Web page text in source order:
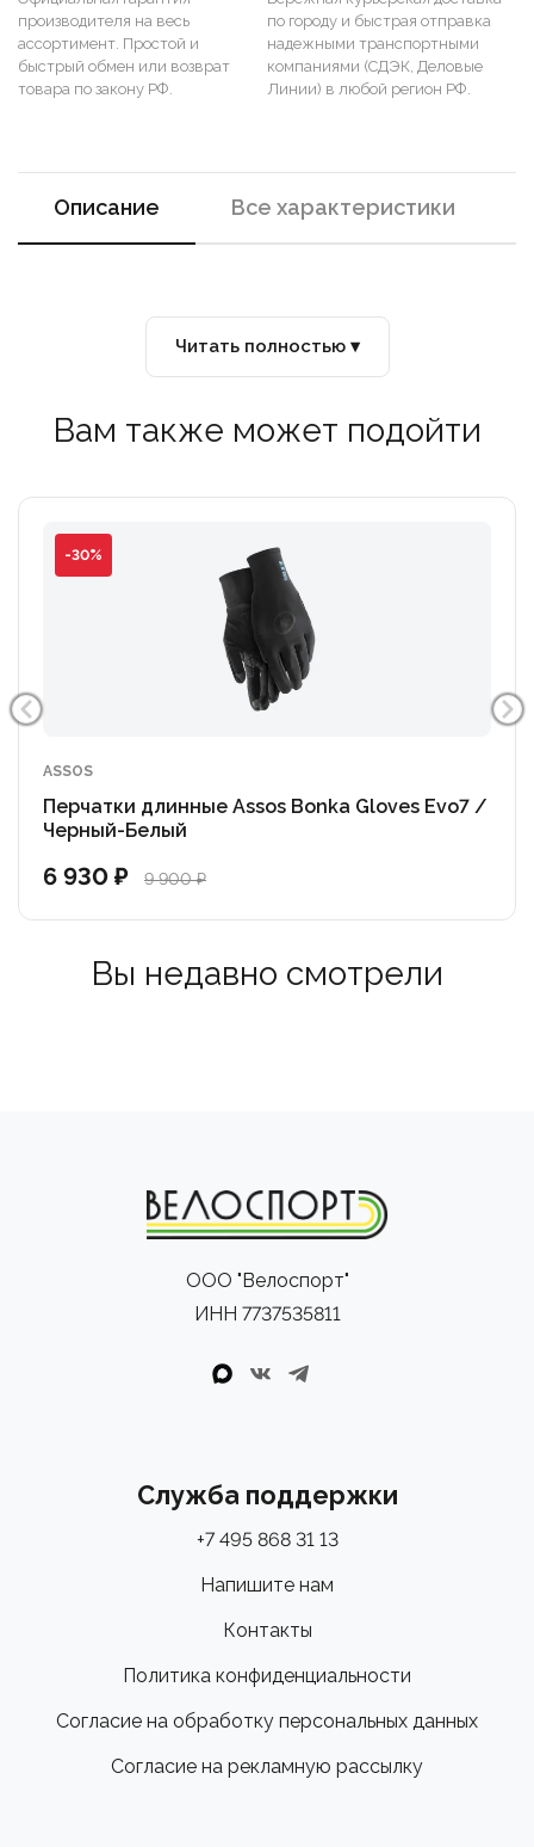
производителя на весь
ассортимент. Простой и
быстрый обмен или возврат
товара по закону РФ.
по городу и быстрая отправка
надежными транспортными
компаниями (СДЭК, Деловые
Линии) в любой регион РФ.
Описание Все характеристики
Читать полностью ▾
Вам также может подойти
-30%
ASSOS
Перчатки длинные Assos Bonka Gloves Evo7 /
Черный-Белый
6 930 ₽ 9 900 ₽
Вы недавно смотрели
ООО "Велоспорт"
ИНН 7737535811
Служба поддержки
+7 495 868 31 13
Напишите нам
Контакты
Политика конфиденциальности
Согласие на обработку персональных данных
Согласие на рекламную рассылку